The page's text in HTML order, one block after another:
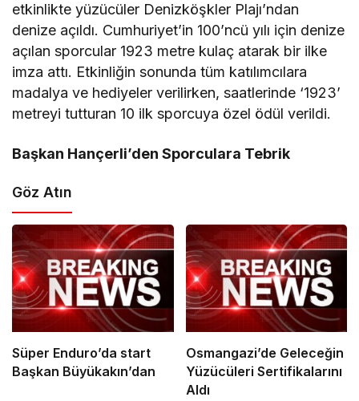
etkinlikte yüzücüler Denizköşkler Plajı’ndan
denize açıldı. Cumhuriyet’in 100’ncü yılı için denize
açılan sporcular 1923 metre kulaç atarak bir ilke
imza attı. Etkinliğin sonunda tüm katılımcılara
madalya ve hediyeler verilirken, saatlerinde ‘1923’
metreyi tutturan 10 ilk sporcuya özel ödül verildi.
Başkan Hançerli’den Sporculara Tebrik
Göz Atın
Süper Enduro’da start
Başkan Büyükakın’dan
Osmangazi’de Geleceğin
Yüzücüleri Sertifikalarını
Aldı